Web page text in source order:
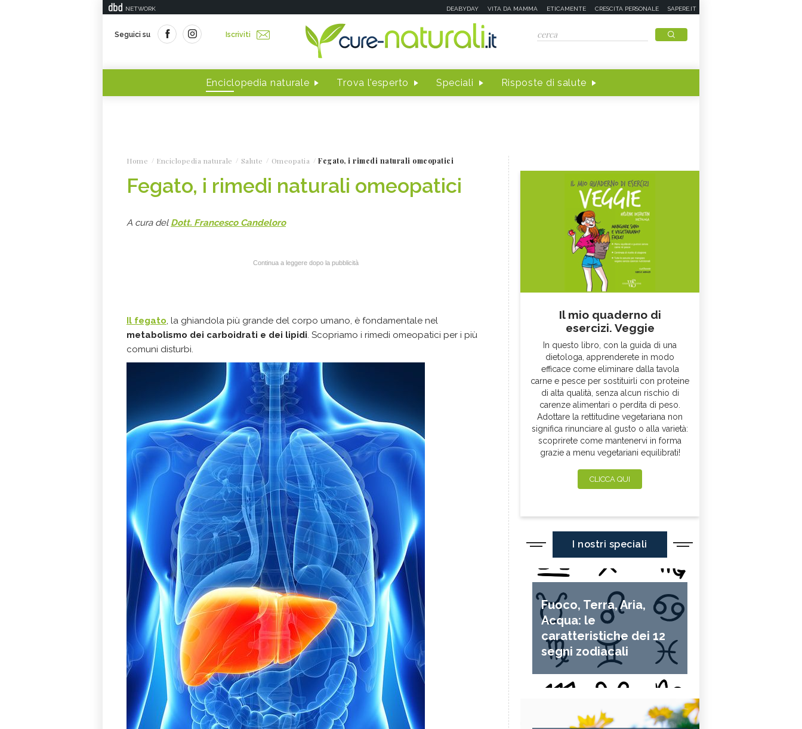
NETWORK DEABYDAY VITA DA MAMMA ETICAMENTE CRESCITA PERSONALE SAPERE.IT
Seguici su Iscriviti
Enciclopedia naturale Trova l'esperto Speciali Risposte di salute
Home Enciclopedia naturale Salute Omeopatia Fegato, i rimedi naturali omeopatici
Fegato, i rimedi naturali omeopatici
A cura del Dott. Francesco Candeloro
Continua a leggere dopo la pubblicità
Il fegato, la ghiandola più grande del corpo umano, è fondamentale nel
metabolismo dei carboidrati e dei lipidi. Scopriamo i rimedi omeopatici per i più
comuni disturbi.
Il mio quaderno di
esercizi. Veggie
In questo libro, con la guida di una
dietologa, apprenderete in modo
efficace come eliminare dalla tavola
carne e pesce per sostituirli con proteine
di alta qualità, senza alcun rischio di
carenze alimentari o perdita di peso.
Adottare la rettitudine vegetariana non
significa rinunciare al gusto o alla varietà:
scoprirete come mantenervi in forma
grazie a menu vegetariani equilibrati!
CLICCA QUI
I nostri speciali
Fuoco, Terra, Aria,
Acqua: le
caratteristiche dei 12
segni zodiacali